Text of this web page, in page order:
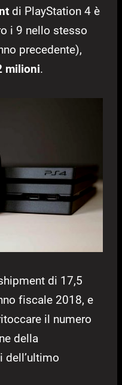
di PlayStation 4 è
i 9 nello stesso
precedente),
milioni.
di 17,5
fiscale 2018, e
il numero
della
dell’ultimo